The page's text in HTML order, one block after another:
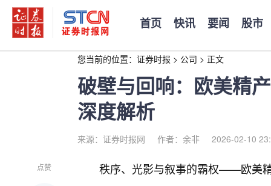
首页 快讯 要闻 股市
您当前的位置： 证券时报 > 公司 > 正文
破壁与回响：欧美精
深度解析
来源：证券时报网 作者：余非 2026-02-10
点赞 秩序、光影与叙事的霸权——欧美